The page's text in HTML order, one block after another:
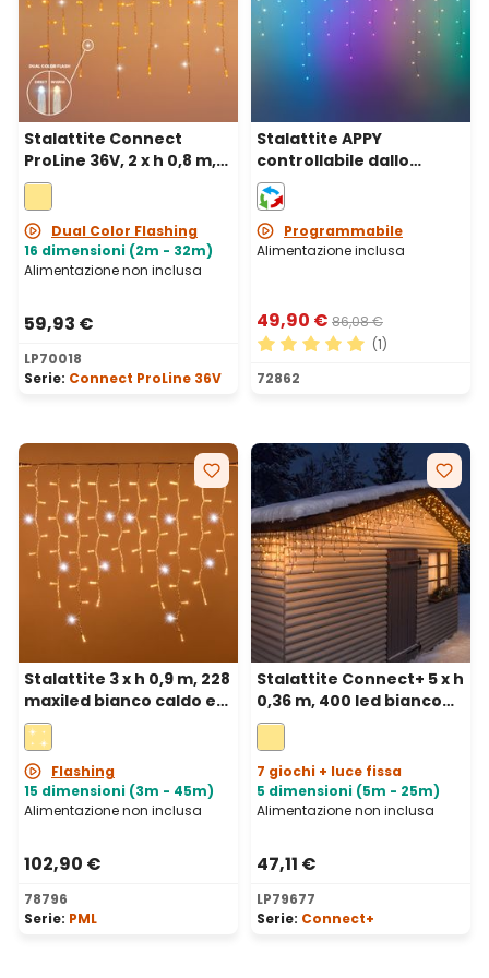
Stalattite Connect
ProLine 36V, 2 x h 0,8 m,
120 maxiled bianco
caldo, cavo trasparente,
prolungabile
Dual Color Flashing
16 dimensioni (2m - 32m)
Alimentazione non inclusa
59,93 €
LP70018
Serie: Connect ProLine 36V
Stalattite APPY
controllabile dallo
Smartphone, 5 x h 1,2 m,
225 Pixel led RGB
Programmabile
Alimentazione inclusa
49,90 € 86,08 €
Valutazione media di 5 su
(1)
72862
Stalattite 3 x h 0,9 m, 228
maxiled bianco caldo e
bianco freddo,
prolungabile, IP67
Flashing
15 dimensioni (3m - 45m)
Alimentazione non inclusa
102,90 €
78796
Serie: PML
Stalattite Connect+ 5 x h
0,36 m, 400 led bianco
caldo, cavo verde,
prolungabile
7 giochi + luce fissa
5 dimensioni (5m - 25m)
Alimentazione non inclusa
47,11 €
LP79677
Serie: Connect+